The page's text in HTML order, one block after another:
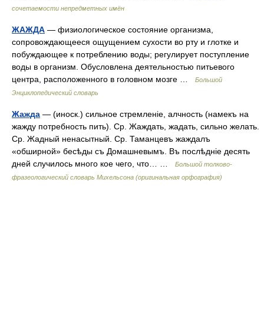
сочетаемости непредметных имён
ЖАЖДА — физиологическое состояние организма,
сопровождающееся ощущением сухости во рту и глотке и
побуждающее к потреблению воды; регулирует поступление
воды в организм. Обусловлена деятельностью питьевого
центра, расположенного в головном мозге …
Большой
Энциклопедический словарь
Жажда — (иноск.) сильное стремленіе, алчность (намекъ на
жажду потребность пить). Ср. Жаждать, жадать, сильно желать.
Ср. Жадный ненасытный. Ср. Таманцевъ жаждалъ
«обширной» бесѣды съ Домашневымъ. Въ послѣдніе десять
дней случилось много кое чего, что… …
Большой толково-
фразеологический словарь Михельсона (оригинальная орфография)